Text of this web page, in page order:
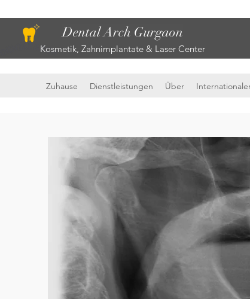
Dental Arch Gurgaon
Kosmetik, Zahnimplantate & Laser Center
Zuhause Dienstleistungen Über